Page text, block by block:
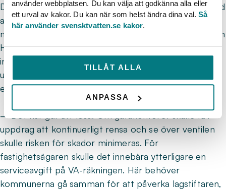
använder webbplatsen. Du kan välja att godkänna alla eller
ett urval av kakor. Du kan när som helst ändra dina val.Så
här använder svensktvatten.se kakor.
TILLÅT ALLA
ANPASSA
Det nuvarande regelverket tillåter inte backventiler vid
anslutningspunkt, med motiveringen att det strider
mot kommunallagens likställighetsprincip. I länder som
Holland och Tyskland har en backventil sedan länge
installerats i samband med anslutningspunkten vid
utsatta fastigheter, kanske är Sverige redo att följa
efter.
– Det här går att lösa! Om gatukontoret skulle få i
uppdrag att kontinuerligt rensa och se över ventilen
skulle risken för skador minimeras. För
fastighetsägaren skulle det innebära ytterligare en
serviceavgift på VA-räkningen. Här behöver
kommunerna gå samman för att påverka lagstiftaren,